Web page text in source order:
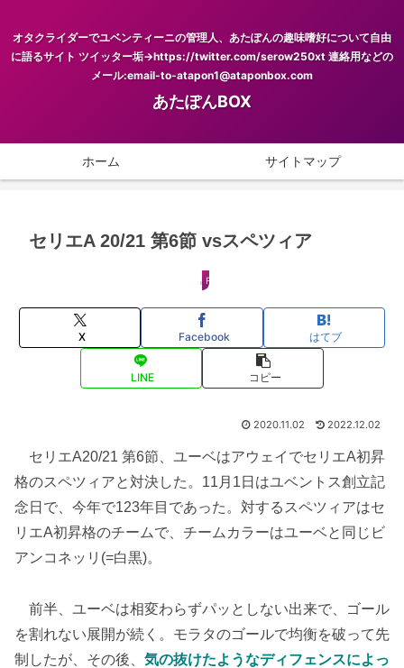
オタクライダーでユベンティーニの管理人、あたぽんの趣味嗜好について自由
に語るサイト ツイッター垢→https://twitter.com/serow250xt 連絡用などの
メール:email-to-atapon1@ataponbox.com
あたぽんBOX
ホーム サイトマップ
セリエA 20/21 第6節 vsスペツィア
FOOTBALL
X Facebook はてブ
LINE コピー
2020.11.02 2022.12.02
セリエA20/21 第6節、ユーベはアウェイでセリエA初昇
格のスペツィアと対決した。11月1日はユベントス創立記
念日で、今年で123年目であった。対するスペツィアはセ
リエA初昇格のチームで、チームカラーはユーベと同じビ
アンコネッリ(=白黒)。
前半、ユーベは相変わらずパッとしない出来で、ゴール
を割れない展開が続く。モラタのゴールで均衡を破って先
制したが、その後、 気の抜けたようなディフェンスによっ